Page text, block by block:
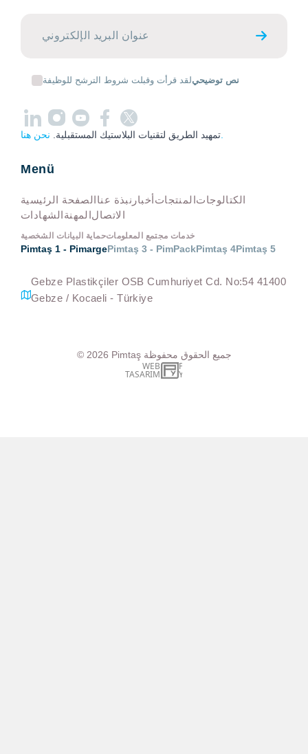
لقد قرأت وقبلت شروط الترشح للوظيفةنص توضيحي
تمهيد الطريق لتقنيات البلاستيك المستقبلية.
Menü
الصفحة الرئيسيةنبذة عنا أخبارالمنتجاتالكتالوجات
الشهاداتالمهنةالاتصال
حماية البيانات الشخصيةخدمات مجتمع المعلومات
Pimtaş 1 - PimargePimtaş 3 - PimPackPimtaş 4Pimtaş 5
Gebze Plastikçiler OSB Cumhuriyet Cd. No:54 41400
Gebze / Kocaeli - Türkiye
© 2026 Pimtaş جميع الحقوق محفوظة
WEB
TASARIM
İSTANBUL WEB TASARIM AJANSI - PENTA